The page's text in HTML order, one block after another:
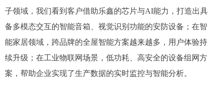
子领域，我们看到客户借助乐鑫的芯片与AI能力，打造出具
备多模态交互的智能音箱、视觉识别功能的安防设备；在智
能家居领域，跨品牌的全屋智能方案越来越多，用户体验持
续升级；在工业物联网场景，低功耗、高安全的设备组网方
案，帮助企业实现了生产数据的实时监控与智能分析。